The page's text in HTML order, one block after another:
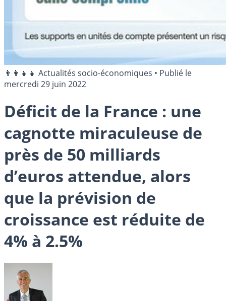
👨‍👩‍👧‍👧 Actualités socio-économiques • Publié le
mercredi 29 juin 2022
Déficit de la France : une
cagnotte miraculeuse de
près de 50 milliards
d’euros attendue, alors
que la prévision de
croissance est réduite de
4% à 2.5%